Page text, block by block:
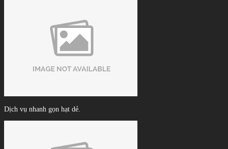
Dịch vụ nhanh gọn hạt dẻ.